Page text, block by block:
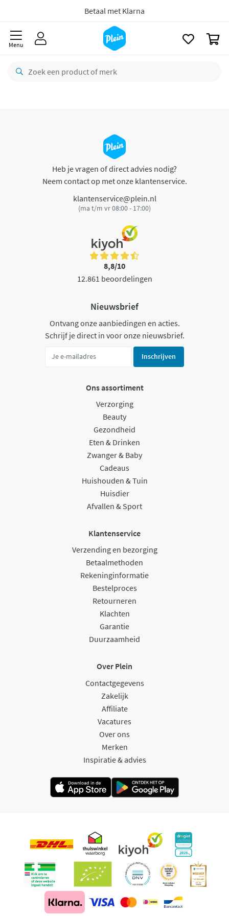
Betaal met Klarna
Menu
Heb je vragen of direct advies nodig?
Neem contact op met onze klantenservice.
klantenservice@plein.nl
(ma t/m vr 08:00 - 17:00)
8,8/10
12.861 beoordelingen
Nieuwsbrief
Ontvang onze aanbiedingen en acties.
Schrijf je direct in voor onze nieuwsbrief.
Inschrijven
Ons assortiment
Verzorging
Beauty
Gezondheid
Eten & Drinken
Zwanger & Baby
Cadeaus
Huishouden & Tuin
Huisdier
Afvallen & Sport
Klantenservice
Verzending en bezorging
Betaalmethoden
Rekeninginformatie
Bestelproces
Retourneren
Klachten
Garantie
Duurzaamheid
Over Plein
Contactgegevens
Zakelijk
Affiliate
Vacatures
Over ons
Merken
Inspiratie & advies